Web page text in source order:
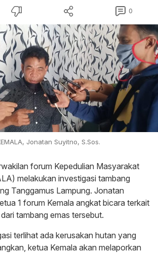
0
Jonatan Suyitno, S.Sos.
forum Kepedulian Masyarakat
melakukan investigasi tambang
Tanggamus Lampung. Jonatan
1 forum Kemala angkat bicara terkait
tambang emas tersebut.
terlihat ada kerusakan hutan yang
ketua Kemala akan melaporkan